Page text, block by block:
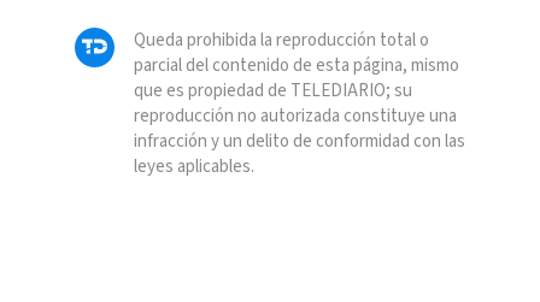
Queda prohibida la reproducción total o
parcial del contenido de esta página, mismo
que es propiedad de TELEDIARIO; su
reproducción no autorizada constituye una
infracción y un delito de conformidad con las
leyes aplicables.